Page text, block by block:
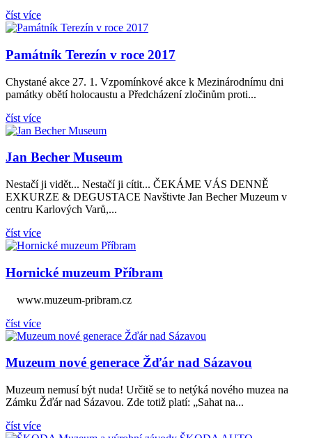
číst více
Památník Terezín v roce 2017
Chystané akce 27. 1. Vzpomínkové akce k Mezinárodnímu dni
památky obětí holocaustu a Předcházení zločinům proti...
číst více
Jan Becher Museum
Nestačí ji vidět... Nestačí ji cítit... ČEKÁME VÁS DENNĚ
EXKURZE & DEGUSTACE Navštivte Jan Becher Muzeum v
centru Karlových Varů,...
číst více
Hornické muzeum Příbram
www.muzeum-pribram.cz
číst více
Muzeum nové generace Žďár nad Sázavou
Muzeum nemusí být nuda! Určitě se to netýká nového muzea na
Zámku Žďár nad Sázavou. Zde totiž platí: „Sahat na...
číst více